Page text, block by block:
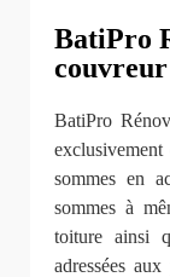
BatiPro
BatiPro
sommes en
sommes à
toiture ainsi
adressées